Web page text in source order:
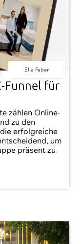
Elia Faber
Funnel für
zählen Online-
zu den
erfolgreiche
um
präsent zu